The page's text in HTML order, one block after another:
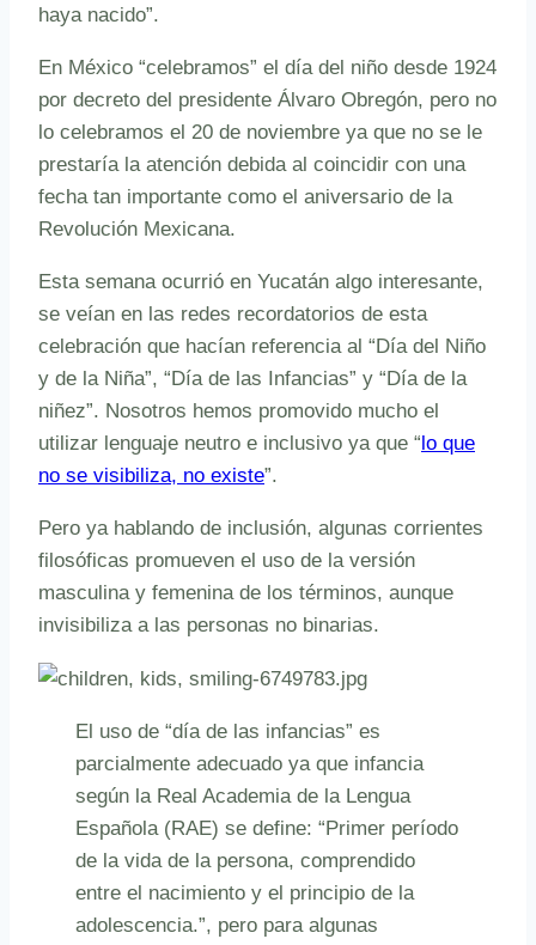
haya nacido”.
En México “celebramos” el día del niño desde 1924
por decreto del presidente Álvaro Obregón, pero no
lo celebramos el 20 de noviembre ya que no se le
prestaría la atención debida al coincidir con una
fecha tan importante como el aniversario de la
Revolución Mexicana.
Esta semana ocurrió en Yucatán algo interesante,
se veían en las redes recordatorios de esta
celebración que hacían referencia al “Día del Niño
y de la Niña”, “Día de las Infancias” y “Día de la
niñez”. Nosotros hemos promovido mucho el
utilizar lenguaje neutro e inclusivo ya que “ lo que
no se visibiliza, no existe”.
Pero ya hablando de inclusión, algunas corrientes
filosóficas promueven el uso de la versión
masculina y femenina de los términos, aunque
invisibiliza a las personas no binarias.
El uso de “día de las infancias” es
parcialmente adecuado ya que infancia
según la Real Academia de la Lengua
Española (RAE) se define: “Primer período
de la vida de la persona, comprendido
entre el nacimiento y el principio de la
adolescencia.”, pero para algunas